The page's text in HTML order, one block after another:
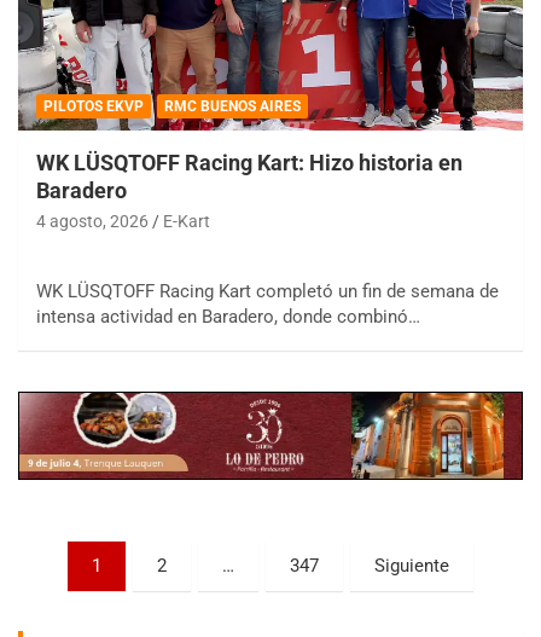
PILOTOS EKVP RMC BUENOS AIRES
WK LÜSQTOFF Racing Kart: Hizo historia en
Baradero
4 agosto, 2026 E-Kart
WK LÜSQTOFF Racing Kart completó un fin de semana de
intensa actividad en Baradero, donde combinó…
Paginación
1 2 … 347 Siguiente
08/09-AGO
Ramiro Tot (Asfalto)
KDO - F6
Ciudad de Trenque Lauquen (Asfalto)
Trenque Lauquen (Buenos Aires)
Parque de la Velocidad (Asfalto)
Villaguay (Entre Ríos)